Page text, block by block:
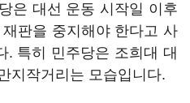
은 대선 운동 시작일 이후
판을 중지해야 한다고 사
. 특히 민주당은 조희대 대
지작거리는 모습입니다.